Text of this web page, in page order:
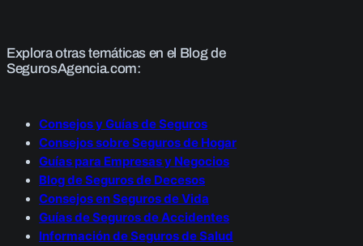
Explora otras temáticas en el Blog de
SegurosAgencia.com:
Consejos y Guías de Seguros
Consejos sobre Seguros de Hogar
Guías para Empresas y Negocios
Blog de Seguros de Decesos
Consejos en Seguros de Vida
Guías de Seguros de Accidentes
Información de Seguros de Salud